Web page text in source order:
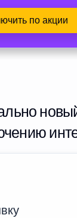
по акции